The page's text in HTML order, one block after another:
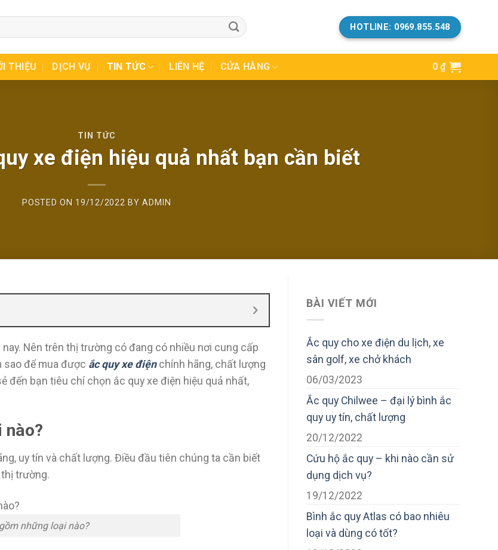
HOTLINE: 0969.855.548
THIỆU DỊCH VỤ TIN TỨC LIÊN HỆ CỬA HÀNG 0₫
TIN TỨC
xe điện hiệu quả nhất bạn cần biết
POSTED ON 19/12/2022 BYADMIN
Nên trên thị trường có đang có nhiều nơi cung cấp
sao để mua được ắc quy xe điệnchính hãng, chất lượng
đến bạn tiêu chí chọn ắc quy xe điện hiệu quả nhất,
nào?
uy tín và chất lượng. Điều đầu tiên chúng ta cần biết
trường.
những loại nào?
BÀI VIẾT MỚI
Ắc quy cho xe điện du lịch, xe
sân golf, xe chở khách
06/03/2023
Ắc quy Chilwee – đại lý bình ắc
quy uy tín, chất lượng
20/12/2022
Cứu hộ ắc quy – khi nào cần sử
dụng dịch vụ?
19/12/2022
Bình ắc quy Atlas có bao nhiêu
loại và dùng có tốt?